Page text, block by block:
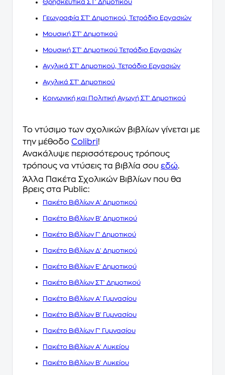
Θρησκευτικά ΣΤ' Δημοτικού
Γεωγραφία ΣΤ' Δημοτικού, Τετράδιο Εργασιών
Μουσική ΣΤ' Δημοτικού
Μουσική ΣΤ' Δημοτικού Τετράδιο Εργασιών
Αγγλικά ΣΤ' Δημοτικού, Τετράδιο Εργασιών
Αγγλικά ΣΤ' Δημοτικού
Κοινωνική και Πολιτική Αγωγή ΣΤ' Δημοτικού
Το ντύσιμο των σχολικών βιβλίων γίνεται με
την μέθοδο Colibri!
Ανακάλυψε περισσότερους τρόπους
τρόπους να ντύσεις τα βιβλία σου εδώ.
Άλλα Πακέτα Σχολικών Βιβλίων που θα
βρεις στα Public:
Πακέτο Βιβλίων A' Δημοτικού
Πακέτο Βιβλίων Β' Δημοτικού
Πακέτο Βιβλίων Γ' Δημοτικού
Πακέτο Βιβλίων Δ' Δημοτικού
Πακέτο Βιβλίων Ε' Δημοτικού
Πακέτο Βιβλίων ΣΤ' Δημοτικού
Πακέτο Βιβλίων Α' Γυμνασίου
Πακέτο Βιβλίων Β' Γυμνασίου
Πακέτο Βιβλίων Γ' Γυμνασίου
Πακέτο Βιβλίων Α' Λυκείου
Πακέτο Βιβλίων Β' Λυκείου